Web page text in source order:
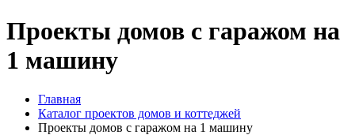
Проекты домов с гаражом на
1 машину
Главная
Каталог проектов домов и коттеджей
Проекты домов с гаражом на 1 машину